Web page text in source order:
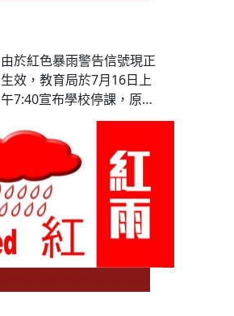
由於紅色暴雨警告信號現正
生效，教育局於7月16日上
午7:40宣布學校停課，原定
今天進行的結業禮不會進
行，進一步安排會稍後通
知。若同學未出門應留在
家，若在途中應注意安全決
定回家或返回學校，雨勢太
大應暫留在安全地方暫避。
學校...